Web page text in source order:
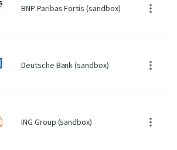
BNP Paribas Fortis (sandbox)
Deutsche Bank (sandbox)
ING Group (sandbox)